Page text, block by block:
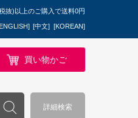
抜)以上のご購入で送料0円
[中文] [KOREAN]
買い物かご
詳細検索